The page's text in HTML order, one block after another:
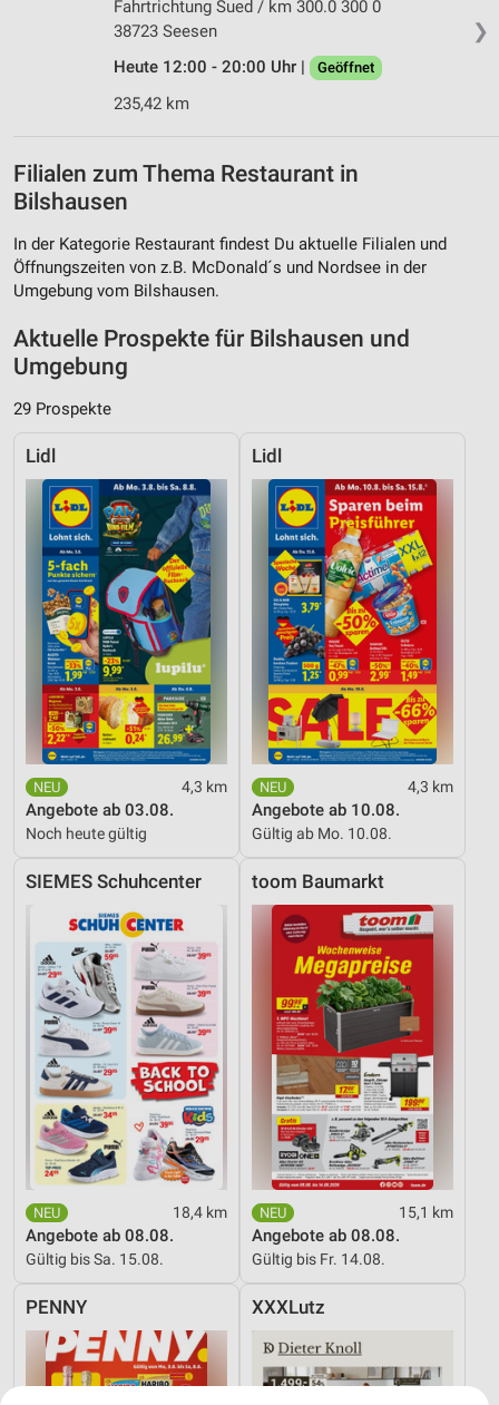
❯
Fahrtrichtung Sued / km 300.0 300 0
38723 Seesen
Heute 12:00 - 20:00 Uhr |
Geöffnet
235,42 km
Filialen zum Thema Restaurant in
Bilshausen
In der Kategorie Restaurant findest Du aktuelle Filialen und
Öffnungszeiten von z.B. McDonald´s und Nordsee in der
Umgebung vom Bilshausen.
Aktuelle Prospekte für Bilshausen und
Umgebung
29 Prospekte
Lidl
4,3 km
Angebote ab 03.08.
Noch heute gültig
Lidl
4,3 km
Angebote ab 10.08.
Gültig ab Mo. 10.08.
SIEMES Schuhcenter
18,4 km
Angebote ab 08.08.
Gültig bis Sa. 15.08.
toom Baumarkt
15,1 km
Angebote ab 08.08.
Gültig bis Fr. 14.08.
PENNY XXXLutz